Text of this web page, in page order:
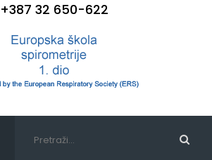
+387 32 650-622